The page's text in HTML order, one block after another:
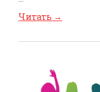
Читать →